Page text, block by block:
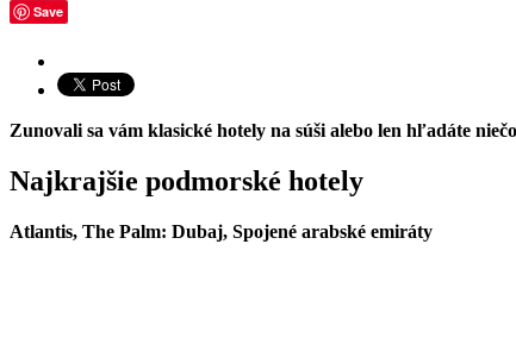
Save
Zunovali sa vám klasické hotely na súši alebo len hľadáte
Najkrajšie podmorské hotely
Atlantis, The Palm: Dubaj, Spojené arabské emiráty